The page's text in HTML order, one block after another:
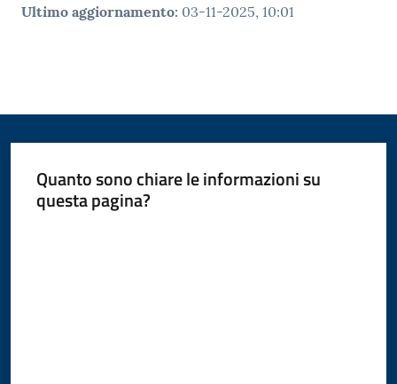
Ultimo aggiornamento: 03-11-2025, 10:01
Quanto sono chiare le informazioni su
questa pagina?